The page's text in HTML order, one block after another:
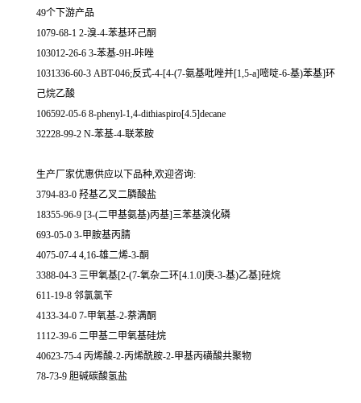
49个下游产品
1079-68-1 2-溴-4-苯基环己酮
103012-26-6 3-苯基-9H-咔唑
1031336-60-3 ABT-046;反式-4-[4-(7-氨基吡唑并[1,5-a]嘧啶-6-基)苯基]环
己烷乙酸
106592-05-6 8-phenyl-1,4-dithiaspiro[4.5]decane
32228-99-2 N-苯基-4-联苯胺
生产厂家优惠供应以下品种,欢迎咨询:
3794-83-0 羟基乙叉二膦酸盐
18355-96-9 [3-(二甲基氨基)丙基]三苯基溴化磷
693-05-0 3-甲胺基丙腈
4075-07-4 4,16-雄二烯-3-酮
3388-04-3 三甲氧基[2-(7-氧杂二环[4.1.0]庚-3-基)乙基]硅烷
611-19-8 邻氯氯苄
4133-34-0 7-甲氧基-2-萘满酮
1112-39-6 二甲基二甲氧基硅烷
40623-75-4 丙烯酸-2-丙烯酰胺-2-甲基丙磺酸共聚物
78-73-9 胆碱碳酸氢盐